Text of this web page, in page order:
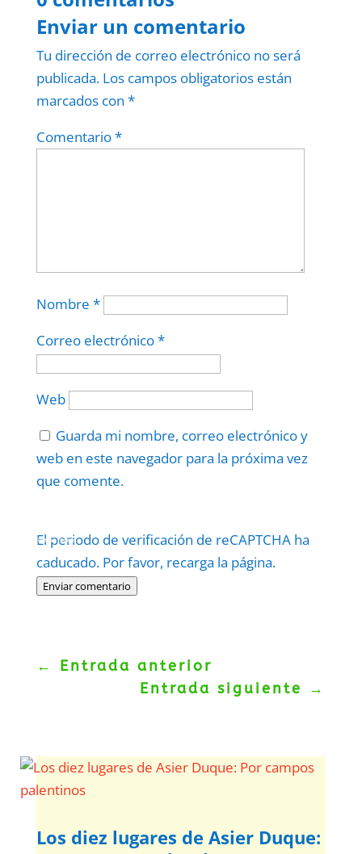
Enviar un comentario
Tu dirección de correo electrónico no será
publicada. Los campos obligatorios están
marcados con *
Comentario*
Nombre *
Correo electrónico*
Web
Guarda mi nombre, correo electrónico y
web en este navegador para la próxima vez
que comente.
El periodo de verificación de reCAPTCHA ha
caducado. Por favor, recarga la página.
Enviar comentario
Politica–Términos.
← Entrada anterior
Entrada siguiente
→
Los diez lugares de Asier Duque: